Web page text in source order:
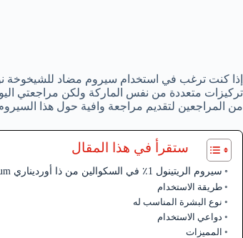
تركيزات متعددة من نفس الماركة ولكن مراجعتي
من المراجعين لتقديم مراجعة وافية حول هذا
ستقرأ في هذا المقال
سيروم الريتينول 1٪ في السكوالين من ذا أورديناري The ordinary retinol 1% in squalane serum
طريقة الاستخدام
نوع البشرة المناسب له
دواعي الاستخدام
المميزات